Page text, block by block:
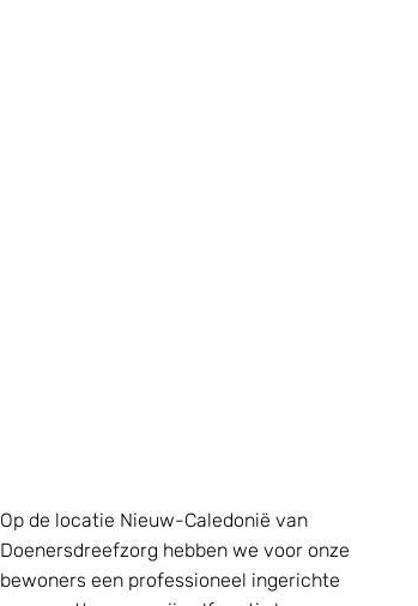
Op de locatie Nieuw-Caledonië van
Doenersdreefzorg hebben we voor onze
bewoners een professioneel ingerichte